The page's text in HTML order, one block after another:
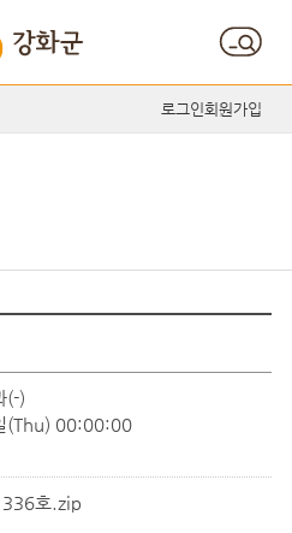
로그인회원가입
(-)
(Thu) 00:00:00
336호.zip